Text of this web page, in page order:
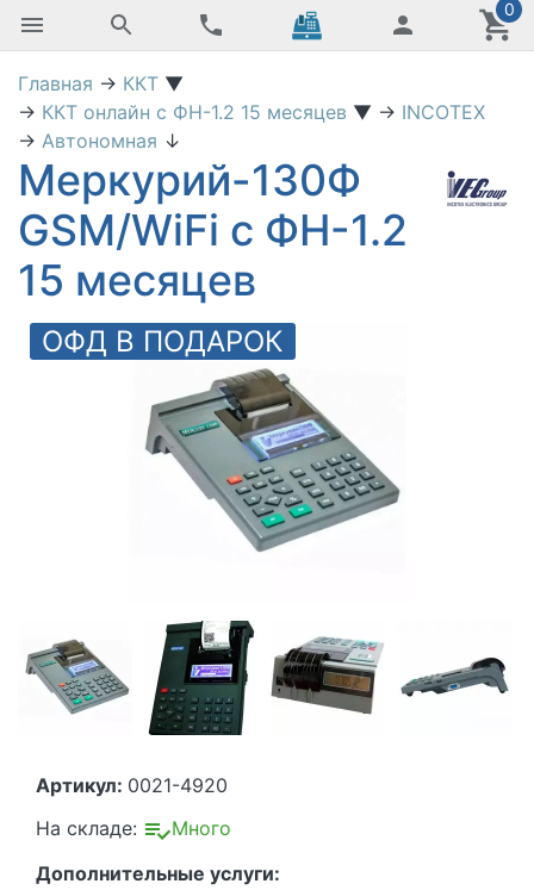
0
Главная → ККТ ▼
→ ККТ онлайн с ФН-1.2 15 месяцев ▼ → INCOTEX
→ Автономная ↓
Меркурий-130Ф
GSM/WiFi с ФН-1.2
15 месяцев
ОФД В ПОДАРОК
Артикул: 0021-4920
На складе:
Много
Дополнительные услуги: